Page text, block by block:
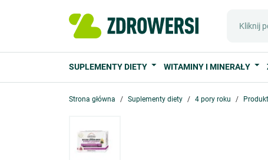
SUPLEMENTY DIETY WITAMINY I MINERAŁY
Strona główna Suplementy diety 4 pory roku